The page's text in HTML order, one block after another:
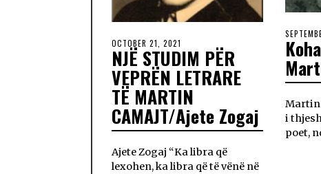
OCTOBER 21, 2021
NJË STUDIM PËR
VEPRËN LETRARE
TË MARTIN
CAMAJT/Ajete Zogaj
Ajete Zogaj “Ka libra që
lexohen, ka libra që të vënë në
Martin
i
poet,